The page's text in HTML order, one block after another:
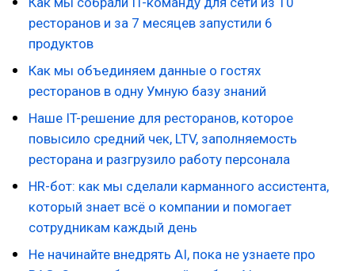
ресторанов и за 7 месяцев запустили 6
продуктов
Как мы объединяем данные о гостях
ресторанов в одну Умную базу знаний
Наше IT-решение для ресторанов, которое
повысило средний чек, LTV, заполняемость
ресторана и разгрузило работу персонала
HR-бот: как мы сделали карманного ассистента,
который знает всё о компании и помогает
сотрудникам каждый день
Не начинайте внедрять AI, пока не узнаете про